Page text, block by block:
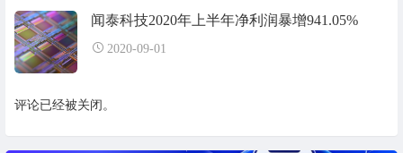
闻泰科技2020年上半年净利润暴增941.05%
2020-09-01
评论已经被关闭。